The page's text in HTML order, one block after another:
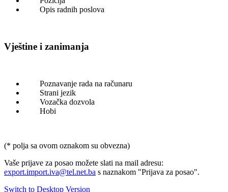
Opis radnih poslova
Vještine i zanimanja
Poznavanje rada na računaru
Strani jezik
Vozačka dozvola
Hobi
(* polja sa ovom oznakom su obvezna)
Vaše prijave za posao možete slati na mail adresu:
export.import.iva@tel.net.ba s naznakom "Prijava za posao".
Switch to Desktop Version